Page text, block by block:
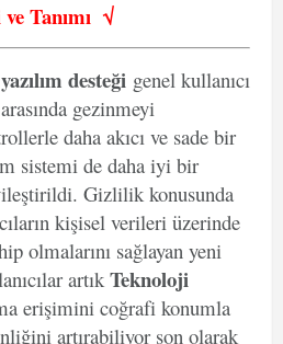
Tanımı √
desteği genel kullanıcı
gezinmeyi
daha akıcı ve sade bir
sistemi de daha iyi bir
Gizlilik konusunda
kişisel verileri üzerinde
olmalarını sağlayan yeni
artıkTeknoloji
erişimini coğrafi konumla
artırabiliyor son olarak